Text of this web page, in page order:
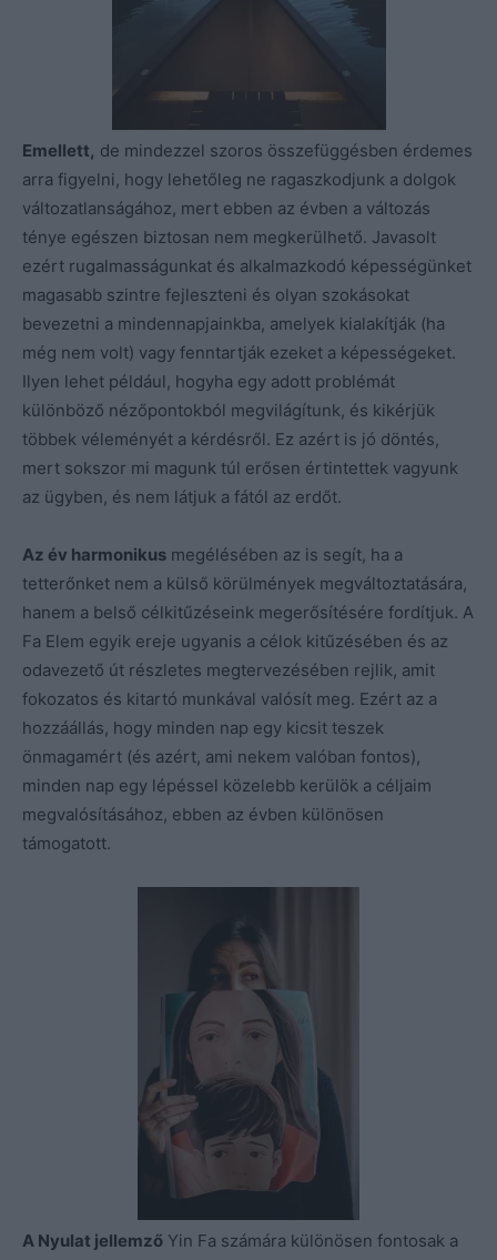
Emellett, de mindezzel szoros összefüggésben érdemes
arra figyelni, hogy lehetőleg ne ragaszkodjunk a dolgok
változatlanságához, mert ebben az évben a változás
ténye egészen biztosan nem megkerülhető. Javasolt
ezért rugalmasságunkat és alkalmazkodó képességünket
magasabb szintre fejleszteni és olyan szokásokat
bevezetni a mindennapjainkba, amelyek kialakítják (ha
még nem volt) vagy fenntartják ezeket a képességeket.
Ilyen lehet például, hogyha egy adott problémát
különböző nézőpontokból megvilágítunk, és kikérjük
többek véleményét a kérdésről. Ez azért is jó döntés,
mert sokszor mi magunk túl erősen értintettek vagyunk
az ügyben, és nem látjuk a fától az erdőt.
Az év harmonikus megélésében az is segít, ha a
tetterőnket nem a külső körülmények megváltoztatására,
hanem a belső célkitűzéseink megerősítésére fordítjuk. A
Fa Elem egyik ereje ugyanis a célok kitűzésében és az
odavezető út részletes megtervezésében rejlik, amit
fokozatos és kitartó munkával valósít meg. Ezért az a
hozzáállás, hogy minden nap egy kicsit teszek
önmagamért (és azért, ami nekem valóban fontos),
minden nap egy lépéssel közelebb kerülök a céljaim
megvalósításához, ebben az évben különösen
támogatott.
A Nyulat jellemző Yin Fa számára különösen fontosak a